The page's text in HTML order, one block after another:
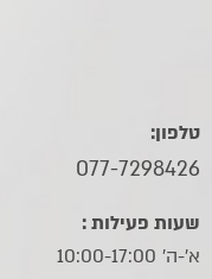
טלפון:
077-7298426
שעות פעילות :
א'-ה' 10:00-17:00